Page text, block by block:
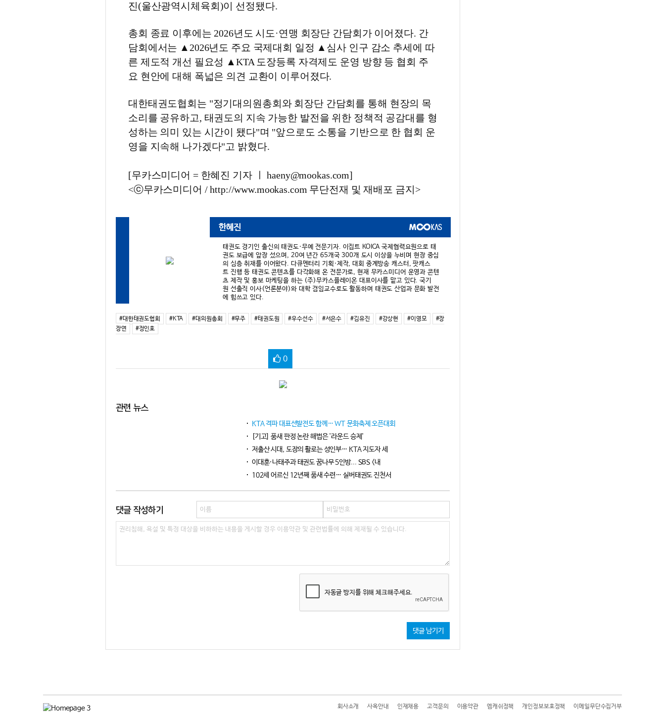
진(울산광역시체육회)이 선정됐다.
총회 종료 이후에는 2026년도 시도·연맹 회장단 간담회가 이어졌다. 간
담회에서는 ▲2026년도 주요 국제대회 일정 ▲심사 인구 감소 추세에 따
른 제도적 개선 필요성 ▲KTA 도장등록 자격제도 운영 방향 등 협회 주
요 현안에 대해 폭넓은 의견 교환이 이루어졌다.
대한태권도협회는 "정기대의원총회와 회장단 간담회를 통해 현장의 목
소리를 공유하고, 태권도의 지속 가능한 발전을 위한 정책적 공감대를 형
성하는 의미 있는 시간이 됐다"며 "앞으로도 소통을 기반으로 한 협회 운
영을 지속해 나가겠다"고 밝혔다.
[무카스미디어 = 한혜진 기자 ㅣ haeny@mookas.com]
<ⓒ무카스미디어 / http://www.mookas.com 무단전재 및 재배포 금지>
한혜진
태권도 경기인 출신의 태권도·무예 전문기자. 이집트 KOICA 국제협력요원으로 태
권도 보급에 앞장 섰으며, 20여 년간 65개국 300개 도시 이상을 누비며 현장 중심
의 심층 취재를 이어왔다. 다큐멘터리 기획·제작, 대회 중계방송 캐스터, 팟캐스
트 진행 등 태권도 콘텐츠를 다각화해 온 전문가로, 현재 무카스미디어 운영과 콘텐
츠 제작 및 홍보 마케팅을 하는 (주)무카스플레이온 대표이사를 맡고 있다. 국기
원 선출직 이사(언론분야)와 대학 겸임교수로도 활동하며 태권도 산업과 문화 발전
에 힘쓰고 있다.
#대한태권도협회 #KTA #대의원총회 #무주 #태권도원 #우수선수 #서은수 #김유진 #강상현 #이영모
#장
장연
#정인호
0
관련 뉴스
KTA 격파 대표선발전도 함께… WT 문화축제 오픈대회
[기고] 품새 판정 논란 해법은 '라운드 승제'
저출산 시대, 도장의 활로는 성인부… KTA 지도자 세
이대훈·나태주과 태권도 꿈나무 5인방... SBS <내
102세 어르신 12년째 품새 수련… 실버태권도 진천서
댓글 작성하기
자동글 방지를 위해 체크해주세요.
댓글 남기기
회사소개 사옥안내 인재채용 고객문의 이용약관 엠캐쉬정책 개인정보보호정책 이메일무단수집거부